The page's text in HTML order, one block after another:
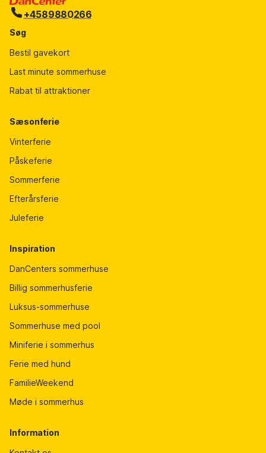
+4589880266
Søg
Bestil gavekort
Last minute sommerhuse
Rabat til attraktioner
Sæsonferie
Vinterferie
Påskeferie
Sommerferie
Efterårsferie
Juleferie
Inspiration
DanCenters sommerhuse
Billig sommerhusferie
Luksus-sommerhuse
Sommerhuse med pool
Miniferie i sommerhus
Ferie med hund
FamilieWeekend
Møde i sommerhus
Information